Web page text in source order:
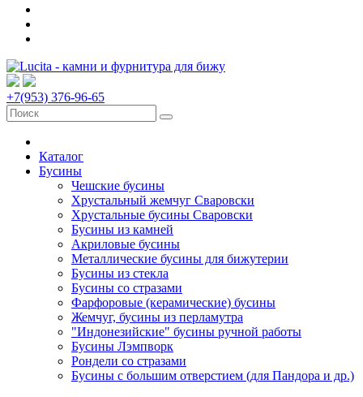
+7(953) 376-96-65
Каталог
Бусины
Чешские бусины
Хрустальный жемчуг Сваровски
Хрустальные бусины Сваровски
Бусины из камней
Акриловые бусины
Металлические бусины для бижутерии
Бусины из стекла
Бусины со стразами
Фарфоровые (керамические) бусины
Жемчуг, бусины из перламутра
"Индонезийские" бусины ручной работы
Бусины Лэмпворк
Рондели со стразами
Бусины с большим отверстием (для Пандора и др.)